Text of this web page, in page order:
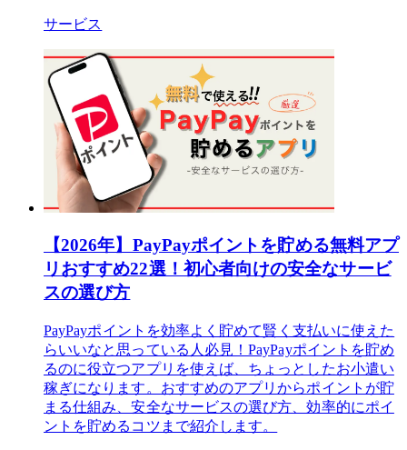
サービス
【2026年】PayPayポイントを貯める無料アプ
リおすすめ22選！初心者向けの安全なサービ
スの選び方
PayPayポイントを効率よく貯めて賢く支払いに使えた
らいいなと思っている人必見！PayPayポイントを貯め
るのに役立つアプリを使えば、ちょっとしたお小遣い
稼ぎになります。おすすめのアプリからポイントが貯
まる仕組み、安全なサービスの選び方、効率的にポイ
ントを貯めるコツまで紹介します。